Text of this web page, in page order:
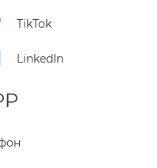
TikTok
LinkedIn